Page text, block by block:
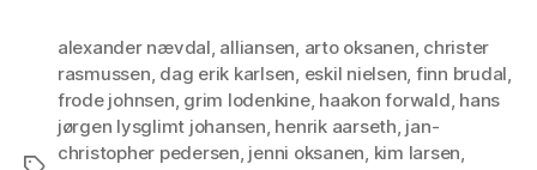
alexander nævdal, alliansen, arto oksanen, christer
rasmussen, dag erik karlsen, eskil nielsen, finn brudal,
frode johnsen, grim lodenkine, haakon forwald, hans
jørgen lysglimt johansen, henrik aarseth, jan-
christopher pedersen, jenni oksanen, kim larsen,